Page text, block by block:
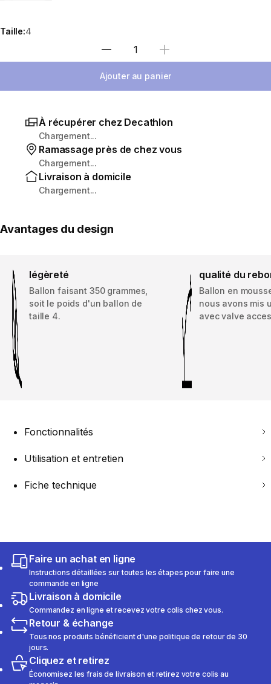
Taille:4
Sélectionnez la quantité
Ajouter au panier
À récupérer chez Decathlon
Chargement...
Ramassage près de chez vous
Chargement...
Livraison à domicile
Chargement...
Avantages du design
légèreté
Ballon faisant 350 grammes,
soit le poids d'un ballon de
taille 4.
qualité du
Ballon en
nous avons mis
avec valve
Fonctionnalités
Utilisation et entretien
Fiche technique
Faire un achat en ligne
Instructions détaillées sur toutes les étapes pour faire une
commande en ligne
Livraison à domicile
Commandez en ligne et recevez votre colis chez vous.
Retour & échange
Tous nos produits bénéficient d'une politique de retour de 30
jours.
Cliquez et retirez
Économisez les frais de livraison et retirez votre colis au